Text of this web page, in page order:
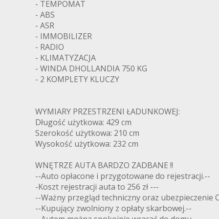
- TEMPOMAT
- ABS
- ASR
- IMMOBILIZER
- RADIO
- KLIMATYZACJA
- WINDA DHOLLANDIA 750 KG
- 2 KOMPLETY KLUCZY
WYMIARY PRZESTRZENI ŁADUNKOWEJ:
Długość użytkowa: 429 cm
Szerokość użytkowa: 210 cm
Wysokość użytkowa: 232 cm
WNĘTRZE AUTA BARDZO ZADBANE !!
--Auto opłacone i przygotowane do rejestracji.--
-Koszt rejestracji auta to 256 zł ---
--Ważny przegląd techniczny oraz ubezpieczenie
--Kupujący zwolniony z opłaty skarbowej.--